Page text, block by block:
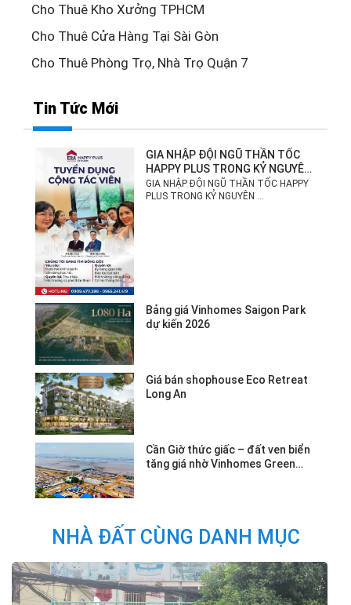
Cho Thuê Kho Xưởng TPHCM
Cho Thuê Cửa Hàng Tại Sài Gòn
Cho Thuê Phòng Trọ, Nhà Trọ Quận 7
Tin Tức Mới
GIA NHẬP ĐỘI NGŨ THẦN TỐC
HAPPY PLUS TRONG KỶ NGUYÊN
MỚI!
GIA NHẬP ĐỘI NGŨ THẦN TỐC HAPPY
PLUS TRONG KỶ NGUYÊN ...
Bảng giá Vinhomes Saigon Park
dự kiến 2026
Giá bán shophouse Eco Retreat
Long An
Cần Giờ thức giấc – đất ven biển
tăng giá nhờ Vinhomes Green
NHÀ ĐẤT CÙNG DANH MỤC